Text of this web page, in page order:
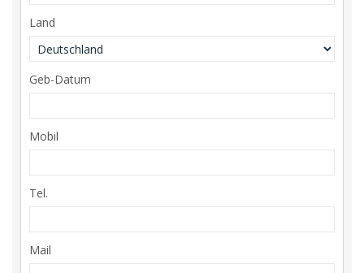
Land
Geb-Datum
Mobil
Tel.
Mail